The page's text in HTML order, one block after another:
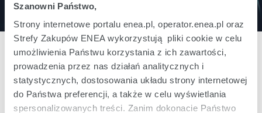
Szanowni Państwo,
Strony internetowe portalu enea.pl, operator.enea.pl oraz
Strefy Zakupów ENEA wykorzystują pliki cookie w celu
umożliwienia Państwu korzystania z ich zawartości,
prowadzenia przez nas działań analitycznych i
statystycznych, dostosowania układu strony internetowej
do Państwa preferencji, a także w celu wyświetlania
spersonalizowanych treści. Zanim dokonacie Państwo
Oferta
Oferta dla domu